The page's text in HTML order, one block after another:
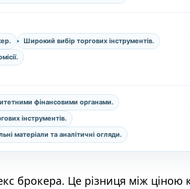
Широкий вибір торгових інструментів.
фінансовими органами.
інструментів.
матеріали та аналітичні огляди.
брокера. Це різниця між ціною